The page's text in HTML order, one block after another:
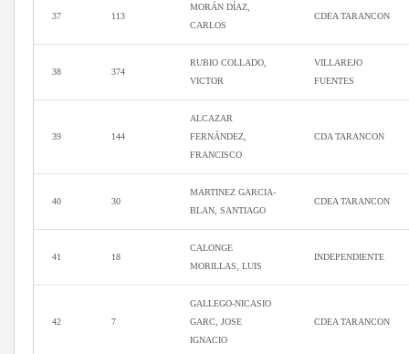
37 113
MORÁN DÍAZ,
CARLOS
CDEA TARANCON
38 374
RUBIO COLLADO,
VICTOR
VILLAREJO
FUENTES
39 144
ALCAZAR
FERNÁNDEZ,
FRANCISCO
CDA TARANCON
40 30
MARTINEZ GARCIA-
BLAN, SANTIAGO
CDEA TARANCON
41 18
CALONGE
MORILLAS, LUIS
INDEPENDIENTE
42 7
GALLEGO-NICASIO
GARC, JOSE
IGNACIO
CDEA TARANCON